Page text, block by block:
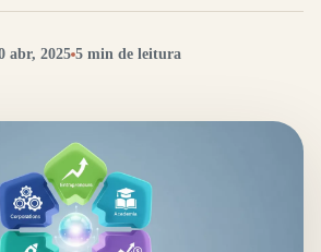
abr, 2025 5 min de leitura